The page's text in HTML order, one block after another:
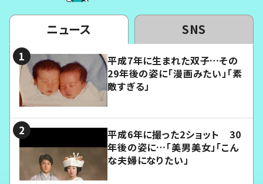
ニュース SNS
平成7年に生まれた双子…その
29年後の姿に「漫画みたい」「素
敵すぎる」
平成6年に撮った2ショット 30
年後の姿に…「美男美女」「こん
な夫婦になりたい」